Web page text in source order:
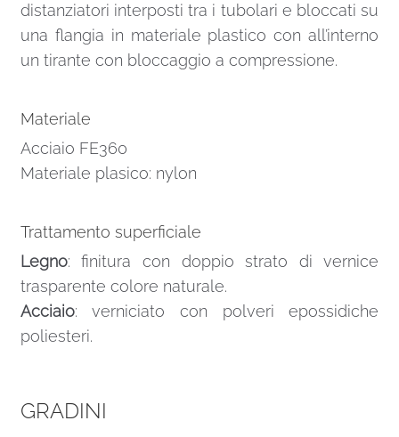
distanziatori interposti tra i tubolari e bloccati su
una flangia in materiale plastico con all’interno
un tirante con bloccaggio a compressione.
Materiale
Acciaio FE360
Materiale plasico: nylon
Trattamento superficiale
Legno: finitura con doppio strato di vernice
trasparente colore naturale.
Acciaio: verniciato con polveri epossidiche
poliesteri.
GRADINI